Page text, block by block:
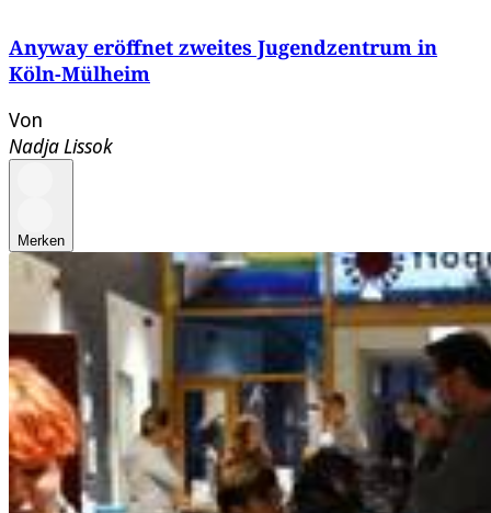
Anyway eröffnet zweites Jugendzentrum in
Köln-Mülheim
Von
Nadja Lissok
Merken